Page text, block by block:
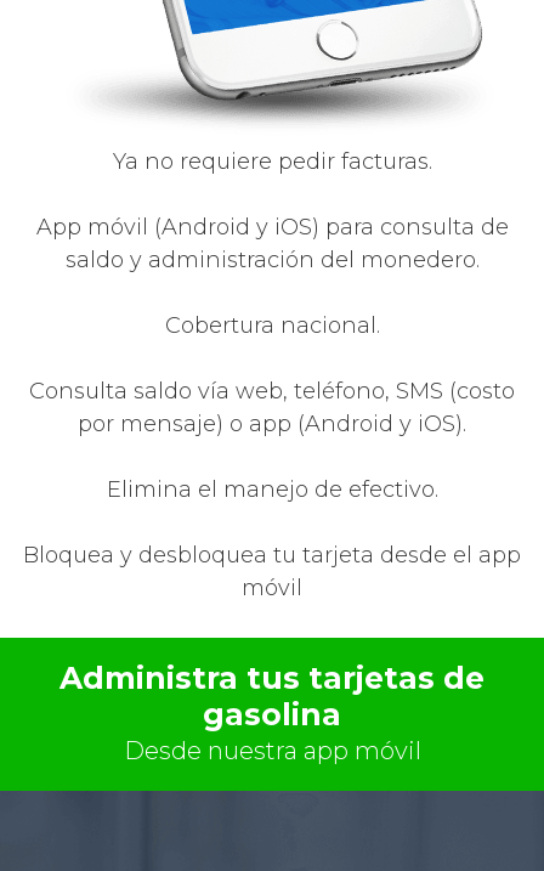
Ya no requiere pedir facturas.
App móvil (Android y iOS) para consulta de
saldo y administración del monedero.
Cobertura nacional.
Consulta saldo vía web, teléfono, SMS (costo
por mensaje) o app (Android y iOS).
Elimina el manejo de efectivo.
Bloquea y desbloquea tu tarjeta desde el app
móvil
Administra tus tarjetas de
gasolina
Desde nuestra app móvil